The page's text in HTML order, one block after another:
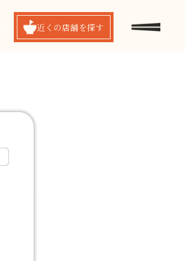
近くの店舗を探す